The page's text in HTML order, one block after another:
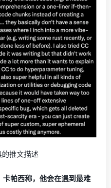
推文描述
帕西称，他会在遇到最难